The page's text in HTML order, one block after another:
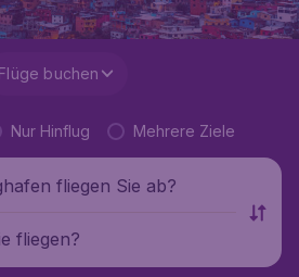
Flüge buchen
Nur Hinflug Mehrere Ziele
fliegen Sie ab?
fliegen?